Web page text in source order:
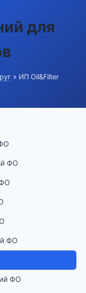
для
» ИП Oil&Filter
ФО
ФО
ФО